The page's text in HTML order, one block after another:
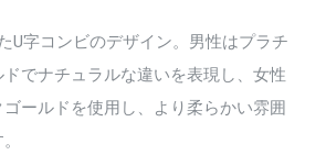
U字コンビのデザイン。男性はプラチ
でナチュラルな違いを表現し、女性
ールドを使用し、より柔らかい雰囲